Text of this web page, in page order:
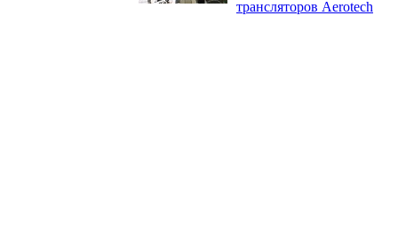
трансляторов Aerotech